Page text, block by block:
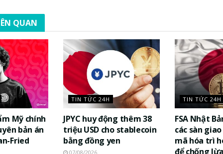
QUAN
Mỹ chính
bản án
Fried
TIN TỨC 24H
JPYC huy động thêm 38
triệu USD cho stablecoin
bằng đồng yen
07/08/2026
TIN TỨC 24H
FSA Nhật
các sàn
mã hóa trì
để chống